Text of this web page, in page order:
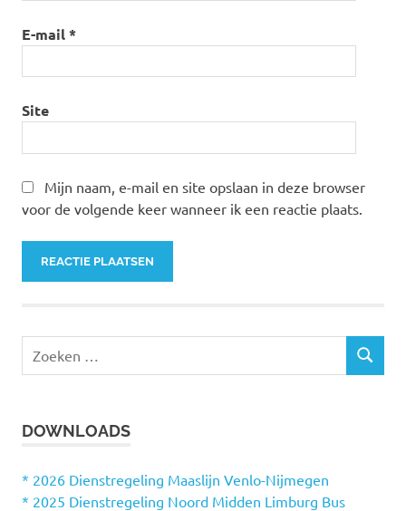
E-mail*
Site
Mijn naam, e-mail en site opslaan in deze browser
voor de volgende keer wanneer ik een reactie plaats.
e
n
a
Z
DOWNLOADS
* 2026 Dienstregeling Maaslijn Venlo-Nijmegen
* 2025 Dienstregeling Noord Midden Limburg Bus